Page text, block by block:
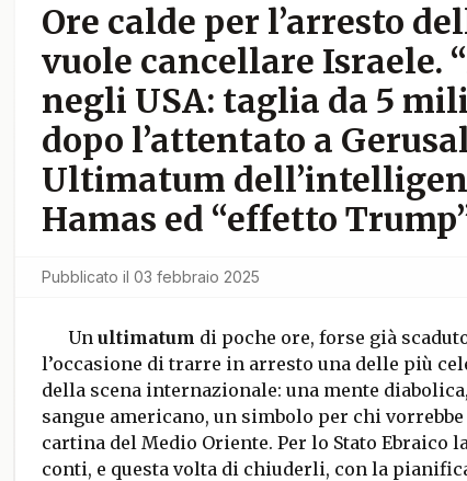
Ore calde per l’arresto
vuole cancellare Israele.
negli USA: taglia da 5
dopo l’attentato a
Ultimatum
Hamas ed “effetto
Pubblicato il 03 febbraio 2025
Un ultimatum di poche ore, forse già
l’occasione di trarre in arresto una delle più
della scena internazionale: una mente
sangue americano, un simbolo per chi
cartina del Medio Oriente. Per lo Stato Ebraico
conti, e questa volta di chiuderli, con la